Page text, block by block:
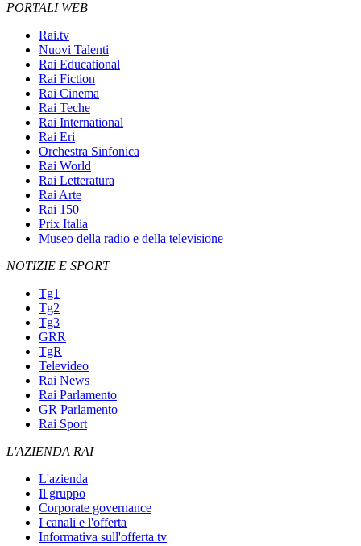
PORTALI WEB
Rai.tv
Nuovi Talenti
Rai Educational
Rai Fiction
Rai Cinema
Rai Teche
Rai International
Rai Eri
Orchestra Sinfonica
Rai World
Rai Letteratura
Rai Arte
Rai 150
Prix Italia
Museo della radio e della televisione
NOTIZIE E SPORT
Tg1
Tg2
Tg3
GRR
TgR
Televideo
Rai News
Rai Parlamento
GR Parlamento
Rai Sport
L'AZIENDA RAI
L'azienda
Il gruppo
Corporate governance
I canali e l'offerta
Informativa sull'offerta tv